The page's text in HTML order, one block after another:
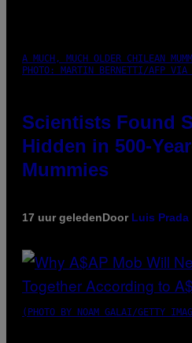
A MUCH, MUCH OLDER CHILEAN
PHOTO: MARTIN BERNETTI/AFP VIA
Scientists Found
Hidden in 500-
Mummies
17 uur geledenDoor Luis Prada
(PHOTO BY NOAM GALAI/GETTY